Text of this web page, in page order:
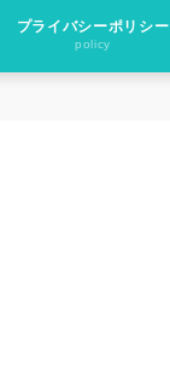
プライバシーポリシー
policy